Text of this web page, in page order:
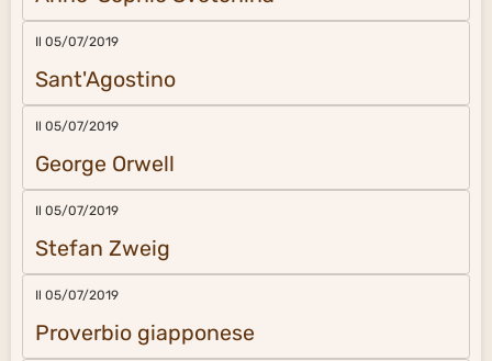
Il 05/07/2019
Sant'Agostino
Il 05/07/2019
George Orwell
Il 05/07/2019
Stefan Zweig
Il 05/07/2019
Proverbio giapponese